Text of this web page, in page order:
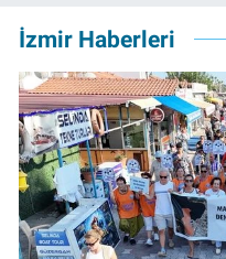
İzmir Haberleri